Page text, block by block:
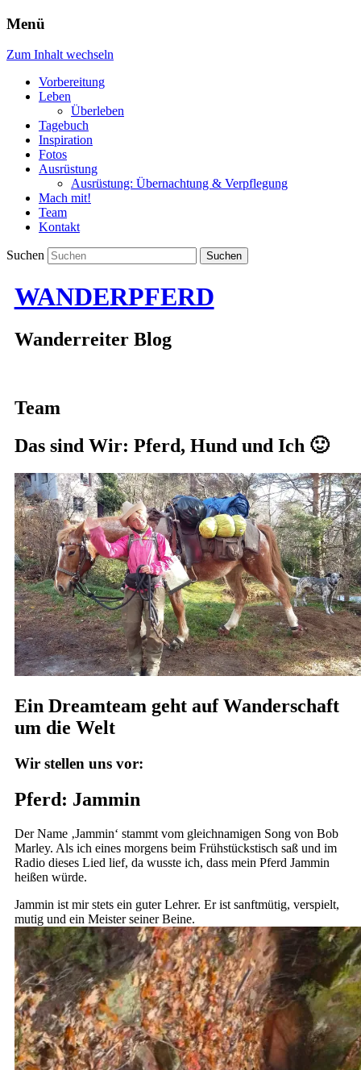
Menü
Zum Inhalt wechseln
Vorbereitung
Leben
Überleben
Tagebuch
Inspiration
Fotos
Ausrüstung
Ausrüstung: Übernachtung & Verpflegung
Mach mit!
Team
Kontakt
Suchen
WANDERPFERD
Wanderreiter Blog
Team
Das sind Wir: Pferd, Hund und Ich 🙂
Ein Dreamteam geht auf Wanderschaft
um die Welt
Wir stellen uns vor:
Pferd: Jammin
Der Name ‚Jammin‘ stammt vom gleichnamigen Song von Bob
Marley. Als ich eines morgens beim Frühstückstisch saß und im
Radio dieses Lied lief, da wusste ich, dass mein Pferd Jammin
heißen würde.
Jammin ist mir stets ein guter Lehrer. Er ist sanftmütig, verspielt,
mutig und ein Meister seiner Beine.